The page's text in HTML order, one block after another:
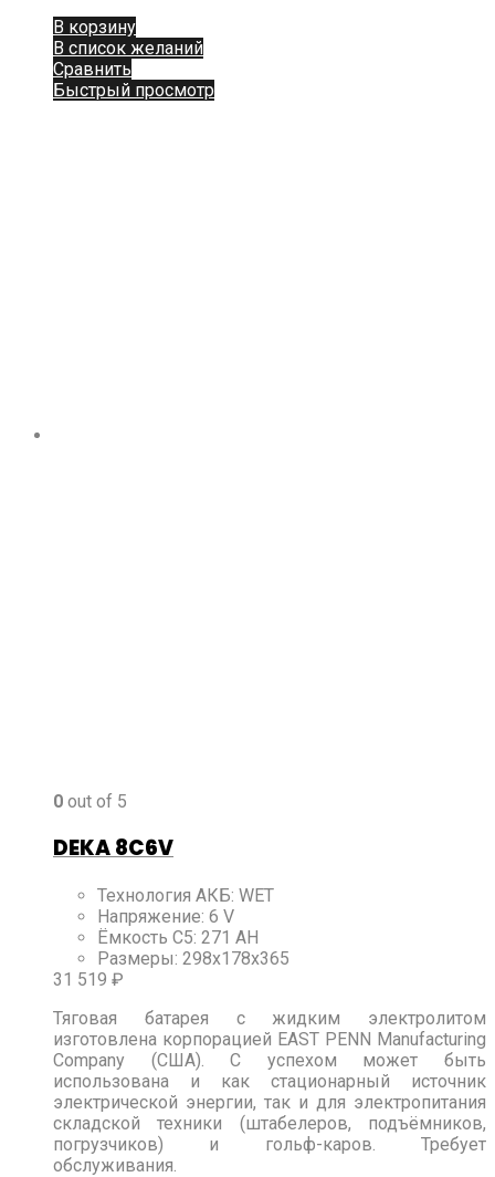
В корзину
В список желаний
Сравнить
Быстрый просмотр
0 out of 5
DEKA 8C6V
Технология АКБ: WET
Напряжение: 6 V
Ёмкость C5: 271 AH
Размеры: 298x178x365
31 519 ₽
Тяговая батарея с жидким электролитом
изготовлена корпорацией EAST PENN Manufacturing
Company (США). С успехом может быть
использована и как стационарный источник
электрической энергии, так и для электропитания
складской техники (штабелеров, подъёмников,
погрузчиков) и гольф-каров. Требует
обслуживания.